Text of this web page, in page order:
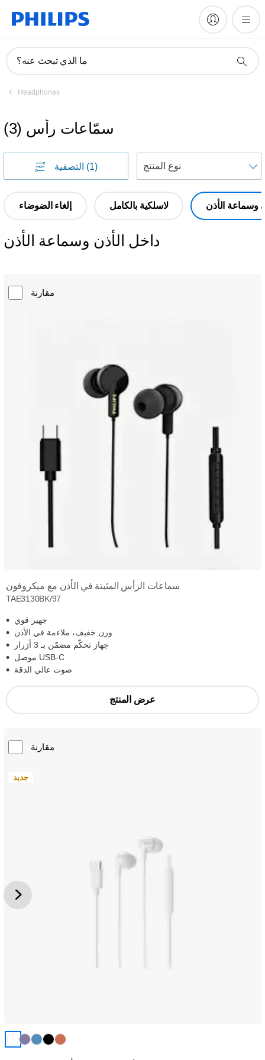
ما الذي تبحث عنه؟
Headphones
سمّاعات رأس (
3
)
التصفية (1)
إلغاء الضوضاء لاسلكية بالكامل وسماعة الأذن
داخل الأذن وسماعة الأذن
مقارنة
سماعات الرأس المثبتة في الأذن مع ميكروفون
TAE3130BK/97
جهير قوي
وزن خفيف، ملاءمة في الأذن
جهاز تحكّم مضمّن بـ 3 أزرار
موصل USB-C
صوت عالي الدقة
عرض المنتج
مقارنة
جديد